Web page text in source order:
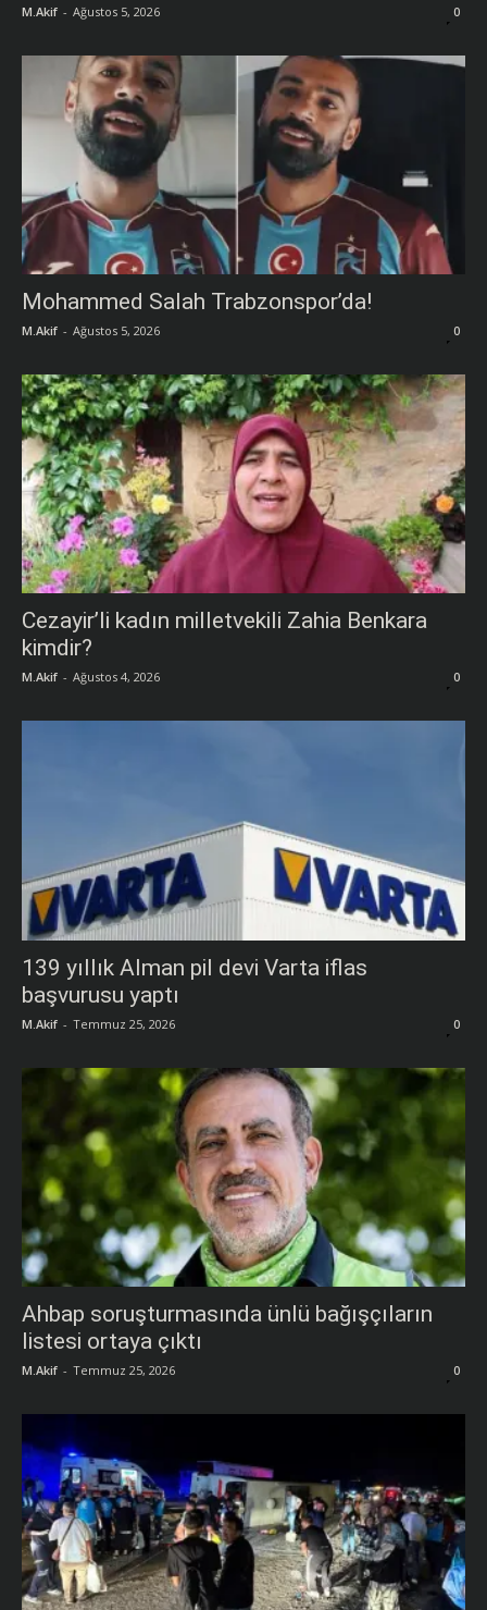
M.Akif - Ağustos 5, 2026 0
Mohammed Salah Trabzonspor’da!
M.Akif - Ağustos 5, 2026 0
Cezayir’li kadın milletvekili Zahia Benkara
kimdir?
M.Akif - Ağustos 4, 2026 0
139 yıllık Alman pil devi Varta iflas
başvurusu yaptı
M.Akif - Temmuz 25, 2026 0
Ahbap soruşturmasında ünlü bağışçıların
listesi ortaya çıktı
M.Akif - Temmuz 25, 2026 0